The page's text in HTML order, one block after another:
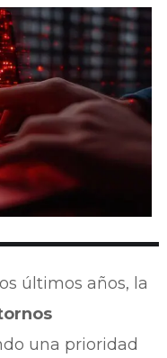
últimos años, la
una prioridad